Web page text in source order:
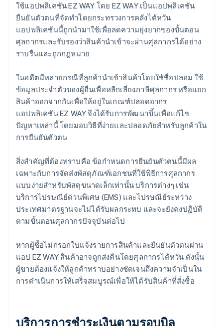
ใช้แอปพลิเคชัน EZ WAY โดย EZ WAY เป็นแอปพลิเคชัน
ยืนยันตัวตนที่จัดทำโดยกระทรวงการคลังไต้หวัน
แอปพลิเคชันนี้ถูกนำมาใช้เพื่อลดความยุ่งยากของขั้นตอน
ศุลกากรและรับรองว่าสินค้านำเข้าจะผ่านศุลกากรได้อย่าง
ราบรื่นและถูกกฎหมาย
ในอดีตมีหลายกรณีที่ลูกค้านำเข้าสินค้าโดยใช้ชื่อปลอม ใช้
ข้อมูลประจำตัวของผู้อื่นเพื่อหลีกเลี่ยงภาษีศุลกากร หรือแยก
สินค้าออกจากกันเพื่อให้อยู่ในเกณฑ์ปลอดอากร
แอปพลิเคชัน EZ WAY จึงได้รับการพัฒนาขึ้นเพื่อแก้ไข
ปัญหาเหล่านี้ โดยมอบวิธีที่ง่ายและปลอดภัยสำหรับลูกค้าใน
การยืนยันตัวตน
สิ่งสำคัญที่ต้องทราบคือ ข้อกำหนดการยืนยันตัวตนนี้มีผล
เฉพาะกับการจัดส่งพัสดุภัณฑ์เอกชนที่ใช้พิธีการศุลกากร
แบบง่ายสำหรับพัสดุขนาดเล็กเท่านั้น บริการต่างๆ เช่น
บริการไปรษณีย์ด่วนพิเศษ (EMS) และไปรษณีย์ระหว่าง
ประเทศมาตรฐานจะไม่ได้รับผลกระทบ และจะยังคงปฏิบัติ
ตามขั้นตอนศุลกากรปัจจุบันต่อไป
หากผู้ซื้อไม่กรอกใบแจ้งรายการสินค้าและยืนยันตัวตนผ่าน
แอป EZ WAY สินค้าอาจถูกส่งคืนโดยศุลกากรไต้หวัน ดังนั้น
ผู้ขายต้องแจ้งให้ลูกค้าทราบอย่างชัดเจนถึงความจำเป็นใน
การดำเนินการให้เสร็จสมบูรณ์เพื่อให้ได้รับสินค้าที่สั่งซื้อ
บริการการชำระเงินตามรอบบิล